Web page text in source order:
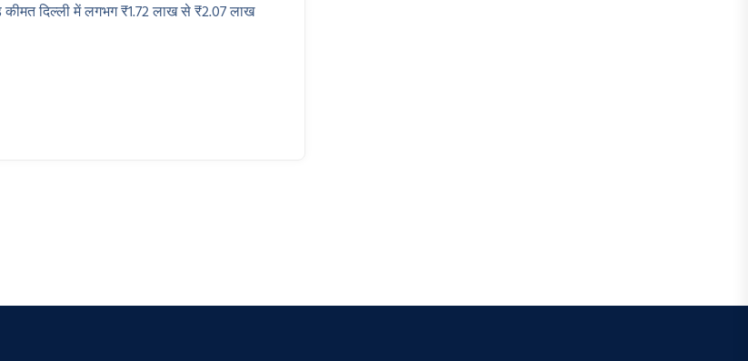
दिल्ली में लगभग ₹1.72 लाख से ₹2.07 लाख